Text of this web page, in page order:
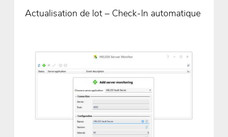
Actualisation de lot – Check-In automatique